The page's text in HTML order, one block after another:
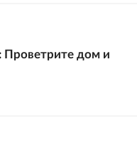
дом и